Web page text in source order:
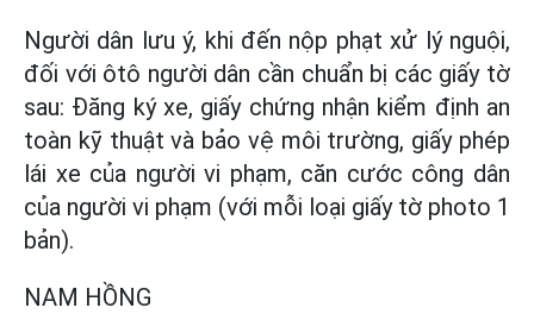
Người dân lưu ý, khi đến nộp phạt xử lý nguội,
đối với ôtô người dân cần chuẩn bị các giấy tờ
sau: Đăng ký xe, giấy chứng nhận kiểm định an
toàn kỹ thuật và bảo vệ môi trường, giấy phép
lái xe của người vi phạm, căn cước công dân
của người vi phạm (với mỗi loại giấy tờ photo 1
bản).
NAM HỒNG